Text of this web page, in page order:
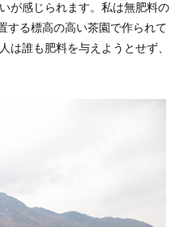
が感じられます。私は無肥料の
する標高の高い茶園で作られて
は誰も肥料を与えようとせず、